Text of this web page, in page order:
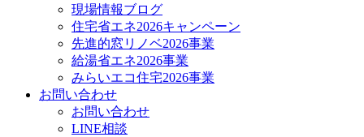
現場情報ブログ
住宅省エネ2026キャンペーン
先進的窓リノベ2026事業
給湯省エネ2026事業
みらいエコ住宅2026事業
お問い合わせ
お問い合わせ
LINE相談